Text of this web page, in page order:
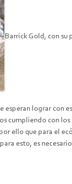
Barrick Gold, con
esperan lograr con
cumpliendo con
ello que para el
esto, es